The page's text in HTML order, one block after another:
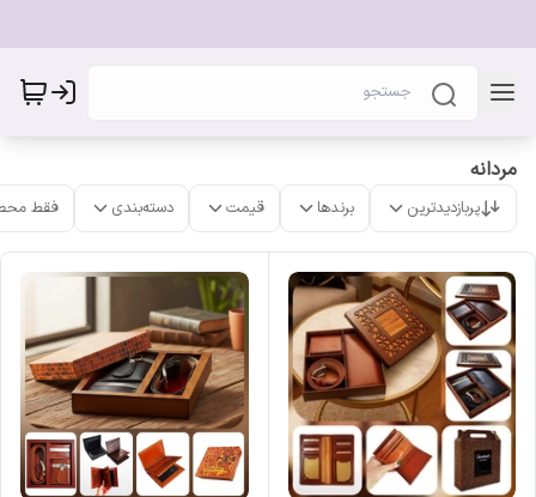
مردانه
پربازدیدترین برندها قیمت دسته‌بندی فقط